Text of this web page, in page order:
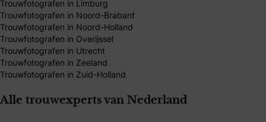
Trouwfotografen in Limburg
Trouwfotografen in Noord-Brabant
Trouwfotografen in Noord-Holland
Trouwfotografen in Overijssel
Trouwfotografen in Utrecht
Trouwfotografen in Zeeland
Trouwfotografen in Zuid-Holland
Alle trouwexperts van Nederland